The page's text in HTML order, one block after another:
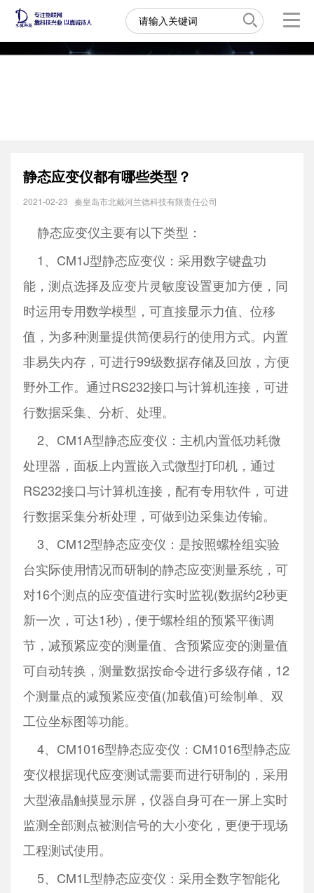
静态应变仪都有哪些类型？
2021-02-23 秦皇岛市北戴河兰德科技有限责任公司
静态应变仪主要有以下类型：
1、CM1J型静态应变仪：采用数字键盘功
能，测点选择及应变片灵敏度设置更加方便，同
时运用专用数学模型，可直接显示力值、位移
值，为多种测量提供简便易行的使用方式。内置
非易失内存，可进行99级数据存储及回放，方便
野外工作。通过RS232接口与计算机连接，可进
行数据采集、分析、处理。
2、CM1A型静态应变仪：主机内置低功耗微
处理器，面板上内置嵌入式微型打印机，通过
RS232接口与计算机连接，配有专用软件，可进
行数据采集分析处理，可做到边采集边传输。
3、CM12型静态应变仪：是按照螺栓组实验
台实际使用情况而研制的静态应变测量系统，可
对16个测点的应变值进行实时监视(数据约2秒更
新一次，可达1秒)，便于螺栓组的预紧平衡调
节，减预紧应变的测量值、含预紧应变的测量值
可自动转换，测量数据按命令进行多级存储，12
个测量点的减预紧应变值(加载值)可绘制单、双
工位坐标图等功能。
4、CM1016型静态应变仪：CM1016型静态应
变仪根据现代应变测试需要而进行研制的，采用
大型液晶触摸显示屏，仪器自身可在一屏上实时
监测全部测点被测信号的大小变化，更便于现场
工程测试使用。
5、CM1L型静态应变仪：采用全数字智能化